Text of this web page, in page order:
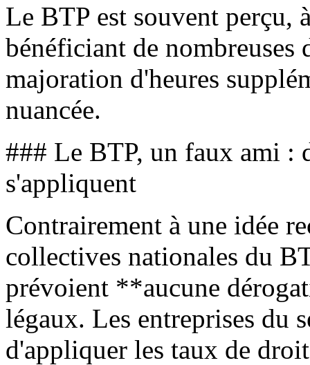
Le BTP est souvent perçu,
bénéficiant de nombreuses
majoration d'heures
nuancée.
### Le BTP, un faux ami :
s'appliquent
Contrairement à une idée
collectives nationales du
prévoient **aucune
légaux. Les entreprises du
d'appliquer les taux de